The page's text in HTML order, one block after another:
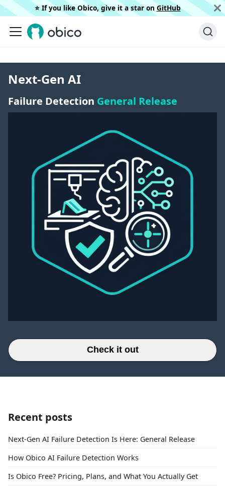
⭐️ If you like Obico, give it a star on GitHub
Next-Gen AI
Failure Detection General Release
Check it out
Recent posts
Next-Gen AI Failure Detection Is Here: General Release
How Obico AI Failure Detection Works
Is Obico Free? Pricing, Plans, and What You Actually Get